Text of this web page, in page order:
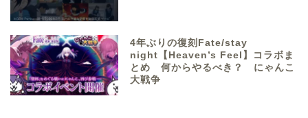
4年ぶりの復刻Fate/stay
night【Heaven’s Feel】コラボま
とめ 何からやるべき？ にゃんこ
大戦争